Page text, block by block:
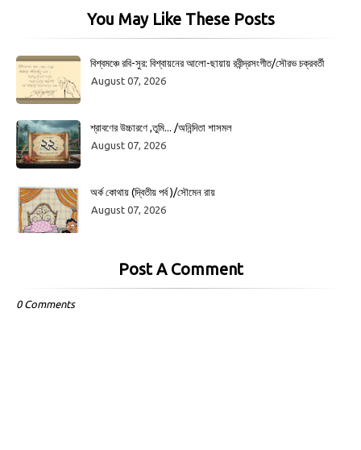
You May Like These Posts
বিশ্বমঞ্চে রবি-সুর: বিশ্বায়নের আলো-ছায়ায় রবীন্দ্রসংগীত/সৌরভ চক্রবর্তী
August 07, 2026
শ্রাবণের উচ্চারণে ,তুমি... /অনিন্দিতা শাসমল
August 07, 2026
অর্ক কোথায় (দ্বিতীয় পর্ব )/সৌমেন রায়
August 07, 2026
Post A Comment
0 Comments